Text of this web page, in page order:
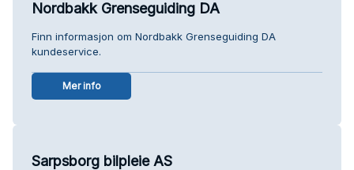
Nordbakk Grenseguiding DA
Finn informasjon om Nordbakk Grenseguiding DA
kundeservice.
Mer info
Sarpsborg bilpleie AS